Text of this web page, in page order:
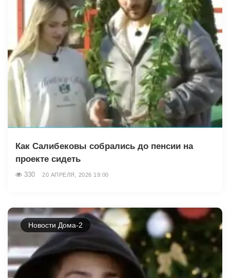
Как Салибековы собрались до пенсии на
проекте сидеть
330 20 АПРЕЛЯ, 2026 19:00
Новости Дома-2